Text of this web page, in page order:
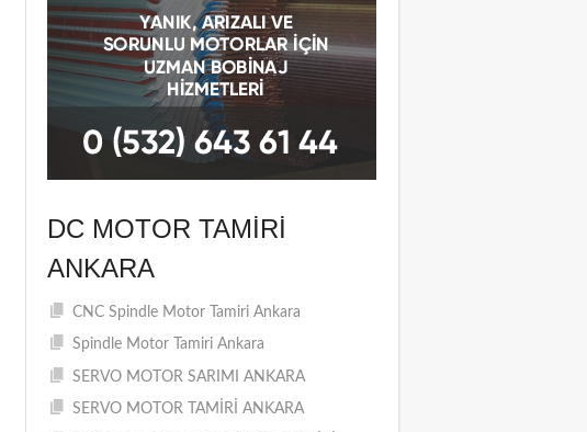
DC MOTOR TAMIRI
ANKARA
CNC Spindle Motor Tamiri Ankara
Spindle Motor Tamiri Ankara
SERVO MOTOR SARIMI ANKARA
SERVO MOTOR TAMİRİ ANKARA